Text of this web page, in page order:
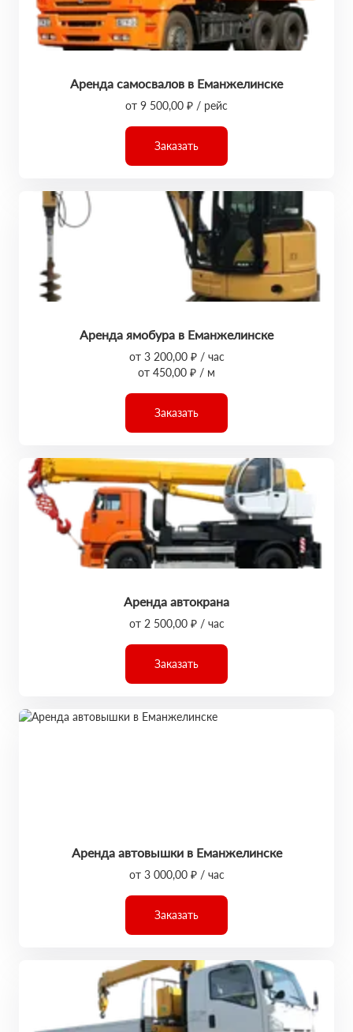
Аренда самосвалов в Еманжелинске
от 9 500,00 ₽ / рейс
Заказать
Аренда ямобура в Еманжелинске
от 3 200,00 ₽ / час
от 450,00 ₽ / м
Заказать
Аренда автокрана
от 2 500,00 ₽ / час
Заказать
Аренда автовышки в Еманжелинске
от 3 000,00 ₽ / час
Заказать